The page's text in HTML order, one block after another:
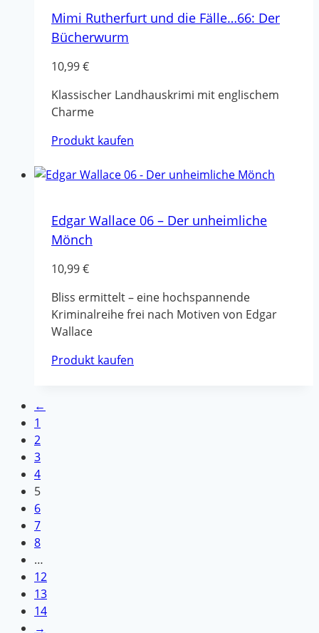
Mimi Rutherfurt und die Fälle…66: Der
Bücherwurm
10,99€
Klassischer Landhauskrimi mit englischem
Charme
Produkt kaufen
Edgar Wallace 06 – Der unheimliche
Mönch
10,99€
Bliss ermittelt – eine hochspannende
Kriminalreihe frei nach Motiven von Edgar
Wallace
Produkt kaufen
←
1
2
3
4
5
6
7
8
…
12
13
14
→